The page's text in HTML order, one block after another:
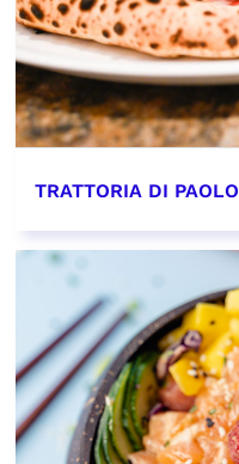
TRATTORIA DI PAOLO
EN SAVOIR PLUS